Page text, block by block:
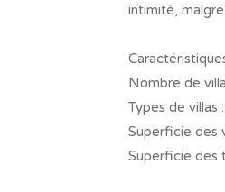
intimité,
Nombre de
Types de villas
Superficie des
Superficie des